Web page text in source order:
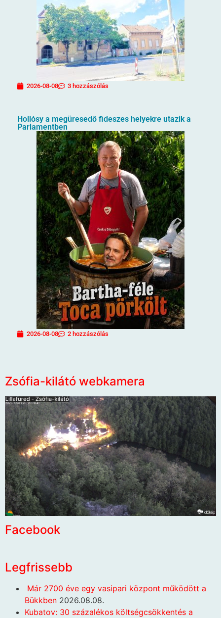
2026-08-08 3 hozzászólás
Hollósy a megüresedő fideszes helyekre utazik a
Parlamentben
2026-08-08 2 hozzászólás
Zsófia-kilátó webkamera
Facebook
Legfrissebb
Már 2700 éve egy vasipari központ működött a
Bükkben 2026.08.08.
Kubatov: 30 százalékos költségcsökkentés a